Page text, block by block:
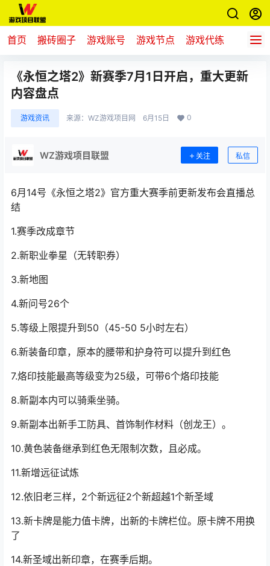
首页 搬砖圈子 游戏账号 游戏节点 游戏代练 新游推
《永恒之塔2》新赛季7月1日开启，重大更新
内容盘点
游戏资讯 来源： WZ游戏项目网 6月15日 0
WZ游戏项目联盟 关注 私信
6月14号《永恒之塔2》官方重大赛季前更新发布会直播总
结
1.赛季改成章节
2.新职业拳星 （无转职券）
3.新地图
4.新问号26个
5.等级上限提升到50（45-50 5小时左右）
6.新装备印章，原本的腰带和护身符可以提升到红色
7.烙印技能最高等级变为25级，可带6个烙印技能
8.新副本内可以骑乘坐骑。
9.新副本出新手工防具、首饰制作材料（创龙王）。
10.黄色装备继承到红色无限制次数，且必成。
11.新增远征试炼
12.依旧老三样，2个新远征2个新超越1个新圣域
13.新卡牌是能力值卡牌，出新的卡牌栏位。原卡牌不用换
了
14.新圣域出新印章，在赛季后期。